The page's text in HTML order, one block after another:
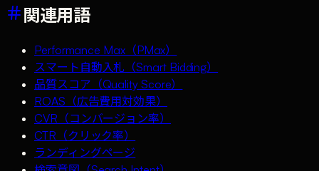
関連用語
Performance Max（PMax）
スマート自動入札（Smart Bidding）
品質スコア（Quality Score）
ROAS（広告費用対効果）
CVR（コンバージョン率）
CTR（クリック率）
ランディングページ